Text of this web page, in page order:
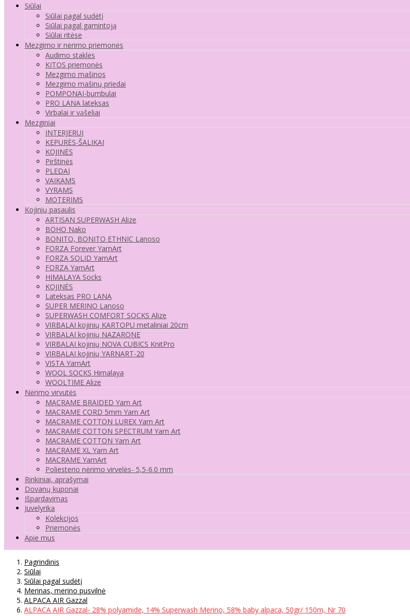
Siūlai
Siūlai pagal sudėtį
Siūlai pagal gamintoją
Siūlai ritėse
Mezgimo ir nėrimo priemonės
Audimo staklės
KITOS priemonės
Mezgimo mašinos
Mezgimo mašinų priedai
POMPONAI-bumbulai
PRO LANA lateksas
Virbalai ir vąšeliai
Mezginiai
INTERJERUI
KEPURĖS-ŠALIKAI
KOJINĖS
Pirštinės
PLEDAI
VAIKAMS
VYRAMS
MOTERIMS
Kojinių pasaulis
ARTISAN SUPERWASH Alize
BOHO Nako
BONITO, BONITO ETHNIC Lanoso
FORZA Forever YarnArt
FORZA SOLID YarnArt
FORZA YarnArt
HIMALAYA Socks
KOJINĖS
Lateksas PRO LANA
SUPER MERINO Lanoso
SUPERWASH COMFORT SOCKS Alize
VIRBALAI kojinių KARTOPU metaliniai 20cm
VIRBALAI kojinių NAZARONE
VIRBALAI kojinių NOVA CUBICS KnitPro
VIRBALAI kojinių YARNART-20
VISTA YarnArt
WOOL SOCKS Himalaya
WOOLTIME Alize
Nėrimo virvutės
MACRAME BRAIDED Yarn Art
MACRAME CORD 5mm Yarn Art
MACRAME COTTON LUREX Yarn Art
MACRAME COTTON SPECTRUM Yarn Art
MACRAME COTTON Yarn Art
MACRAME XL Yarn Art
MACRAME YarnArt
Poliesterio nėrimo virvelės- 5,5-6.0 mm
Rinkiniai, aprašymai
Dovanų kuponai
Išpardavimas
Juvelyrika
Kolekcijos
Priemonės
Apie mus
Pagrindinis
Siūlai
Siūlai pagal sudėtį
Merinas, merino pusvilnė
ALPACA AIR Gazzal
ALPACA AIR Gazzal- 28% polyamide, 14% Superwash Merino, 58% baby alpaca, 50gr/ 150m, Nr 70